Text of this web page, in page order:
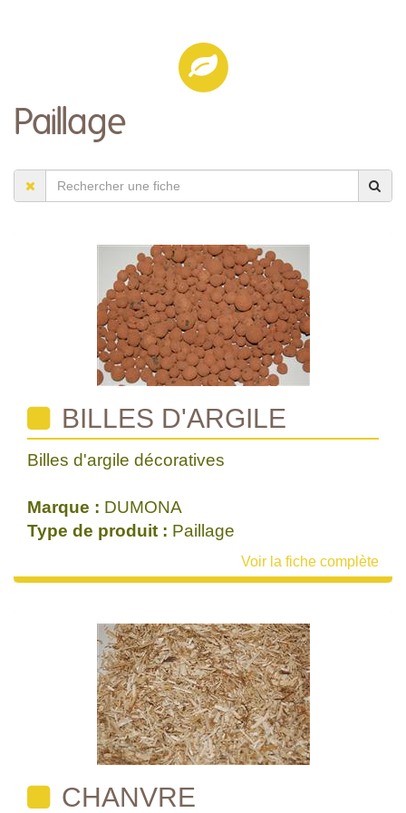
Paillage
BILLES D'ARGILE
Billes d'argile décoratives
Marque : DUMONA
Type de produit : Paillage
Voir la fiche complète
CHANVRE